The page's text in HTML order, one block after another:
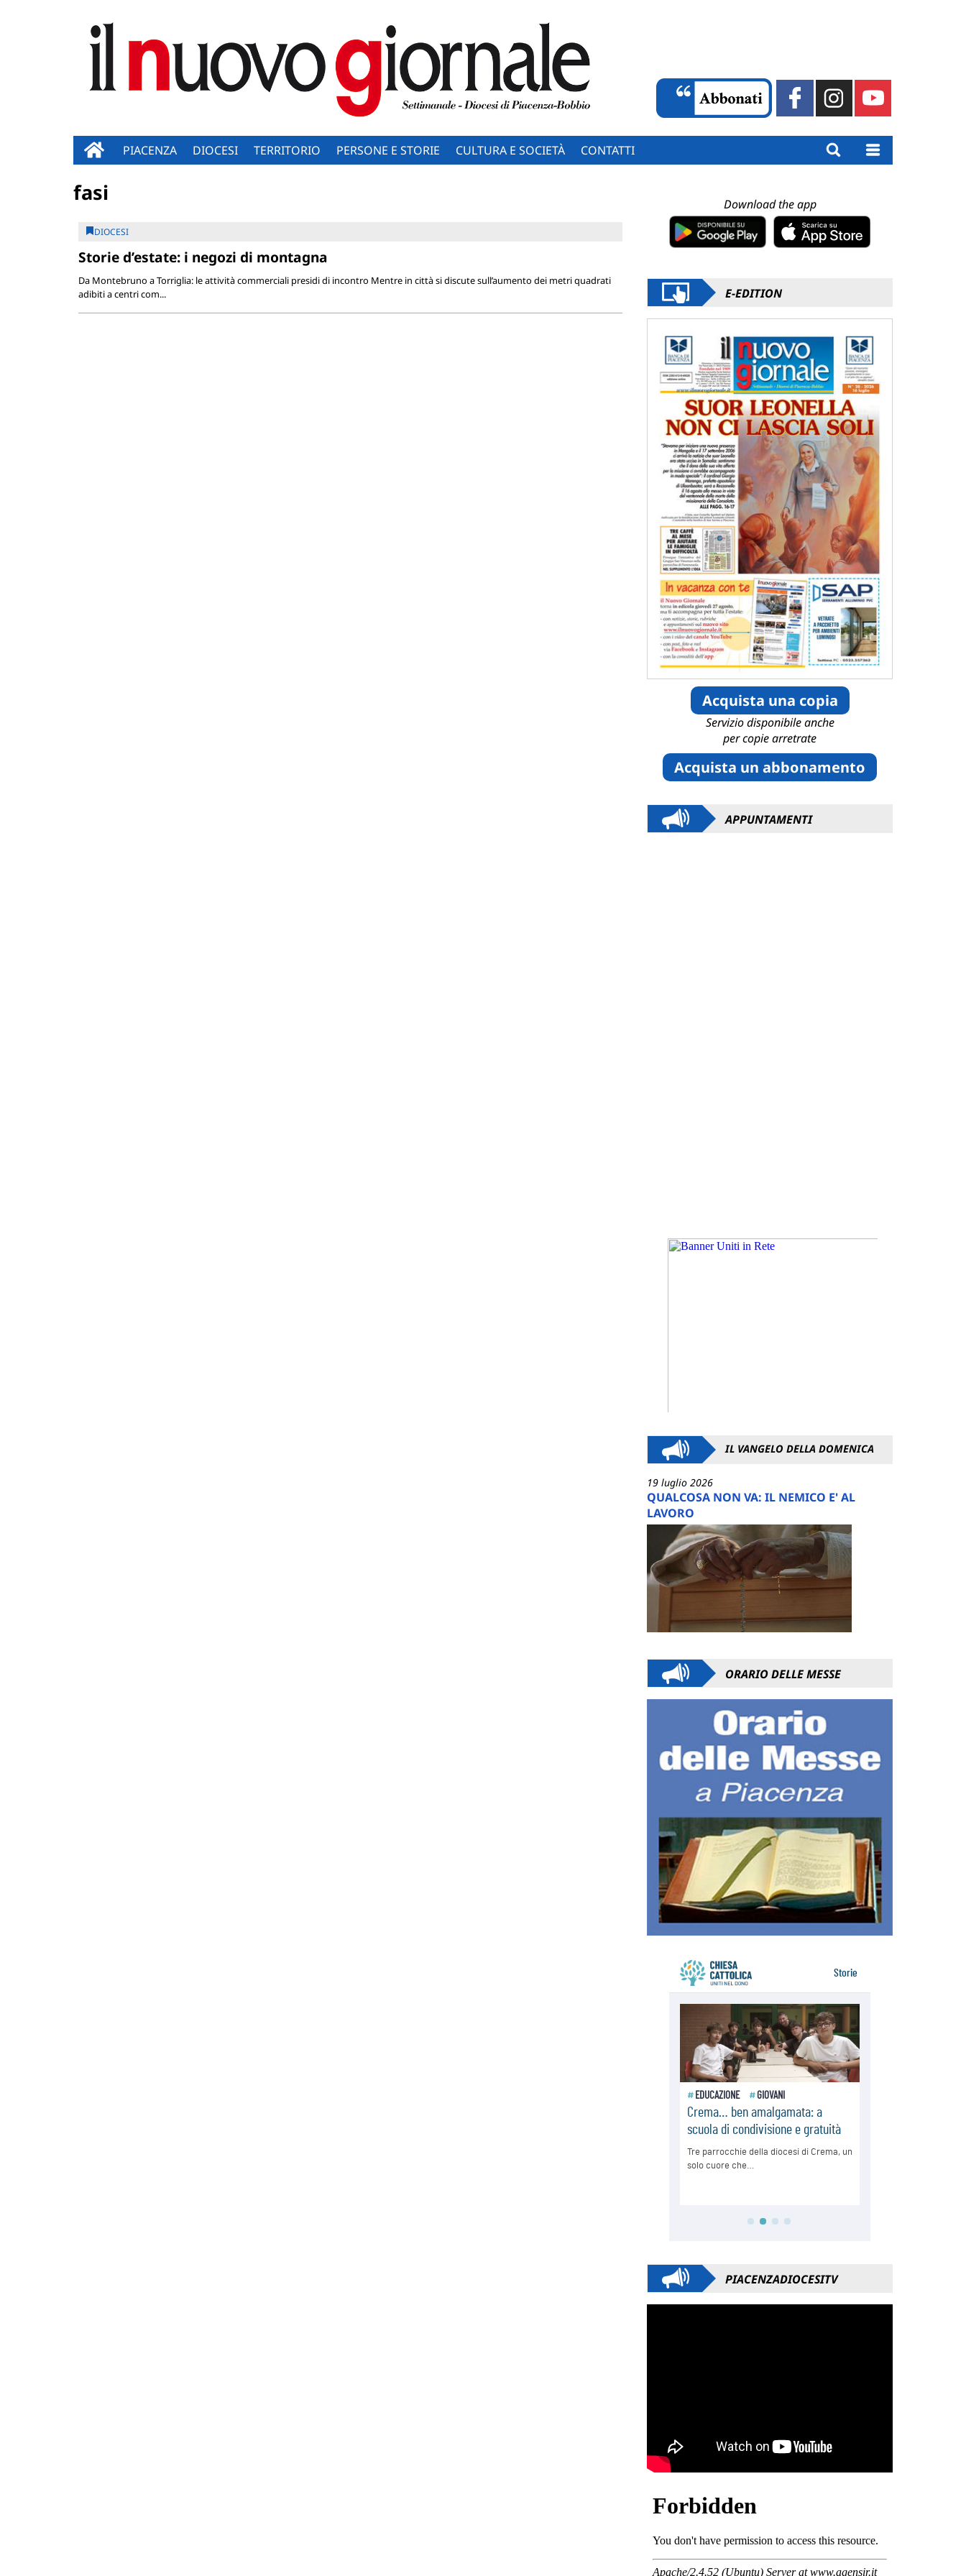
PIACENZA DIOCESI TERRITORIO PERSONE E STORIE CULTURA E SOCIETÀ CONTATTI
fasi
DIOCESI
Storie d’estate: i negozi di montagna
Da Montebruno a Torriglia: le attività commerciali presidi di incontro Mentre in città si discute sull’aumento dei metri quadrati
adibiti a centri com...
Download the app
E-EDITION
Acquista una copia
Servizio disponibile anche
per copie arretrate
Acquista un abbonamento
APPUNTAMENTI
IL VANGELO DELLA DOMENICA
19 luglio 2026
QUALCOSA NON VA: IL NEMICO E' AL
LAVORO
ORARIO DELLE MESSE
PIACENZADIOCESITV